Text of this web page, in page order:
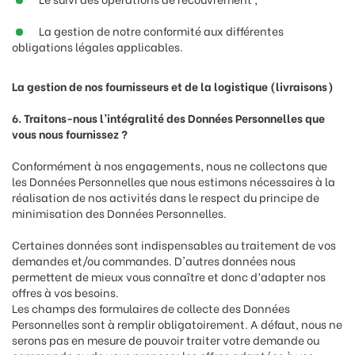
La gestion de notre conformité aux différentes
obligations légales applicables.
La gestion de nos fournisseurs et de la logistique (livraisons)
6. Traitons-nous l’intégralité des Données Personnelles que
vous nous fournissez ?
Conformément à nos engagements, nous ne collectons que
les Données Personnelles que nous estimons nécessaires à la
réalisation de nos activités dans le respect du principe de
minimisation des Données Personnelles.
Certaines données sont indispensables au traitement de vos
demandes et/ou commandes. D'autres données nous
permettent de mieux vous connaître et donc d’adapter nos
offres à vos besoins.
Les champs des formulaires de collecte des Données
Personnelles sont à remplir obligatoirement. A défaut, nous ne
serons pas en mesure de pouvoir traiter votre demande ou